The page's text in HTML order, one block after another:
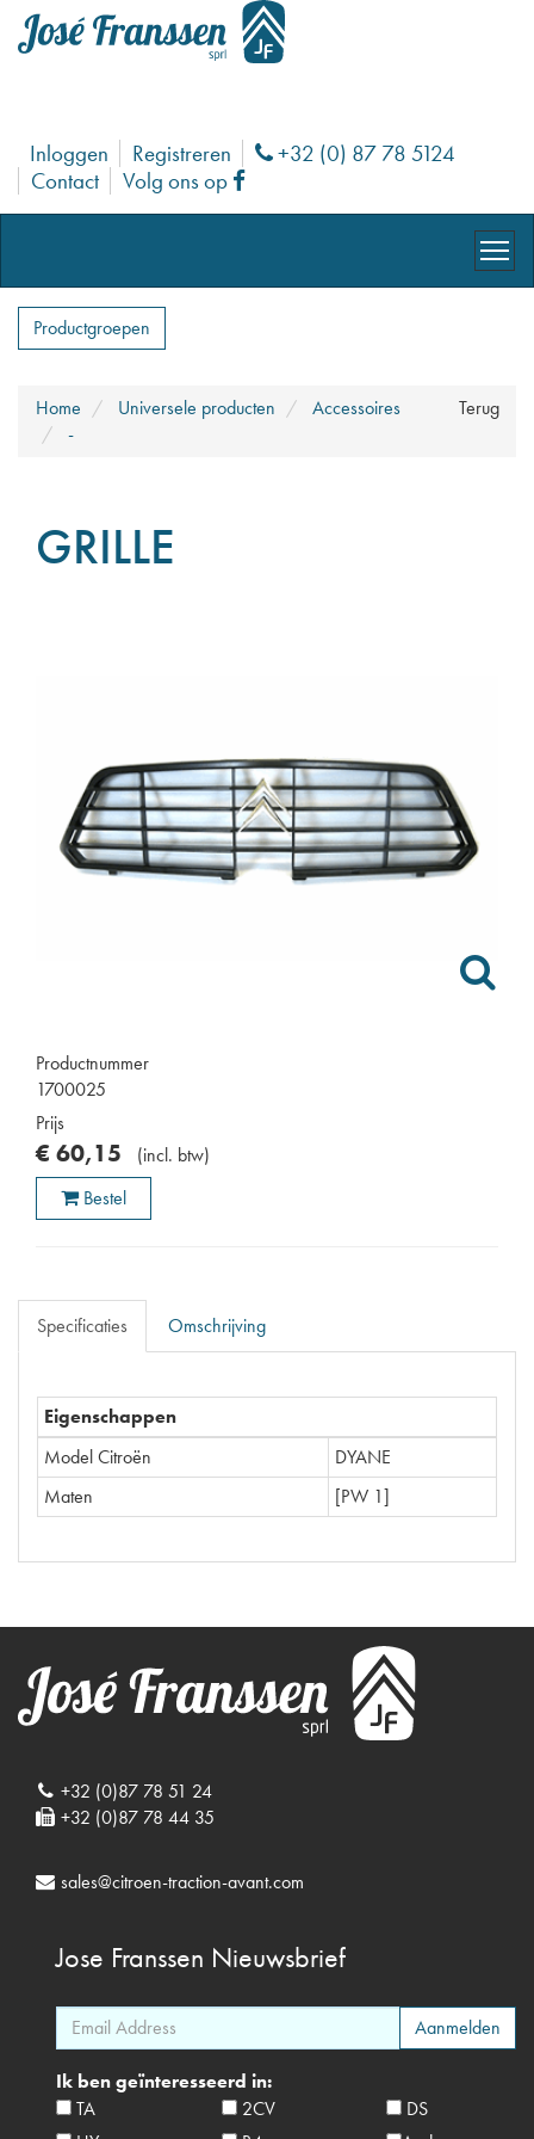
Inloggen Registreren Phone
+32 (0) 87 78 5124
Contact
Volg ons op Facebook
Productgroepen
Terug
Home Universele producten
Accessoires
-
GRILLE
Productnummer
1700025
Prijs
€ 60,15 (incl. btw)
Bestel
Specificaties Omschrijving
Eigenschappen
Model Citroën
DYANE
Maten
[PW 1]
+32 (0)87 78 51 24
+32 (0)87 78 44 35
sales@citroen-traction-avant.com
Jose Franssen Nieuwsbrief
Ik ben geïnteresseerd in:
TA
2CV
DS